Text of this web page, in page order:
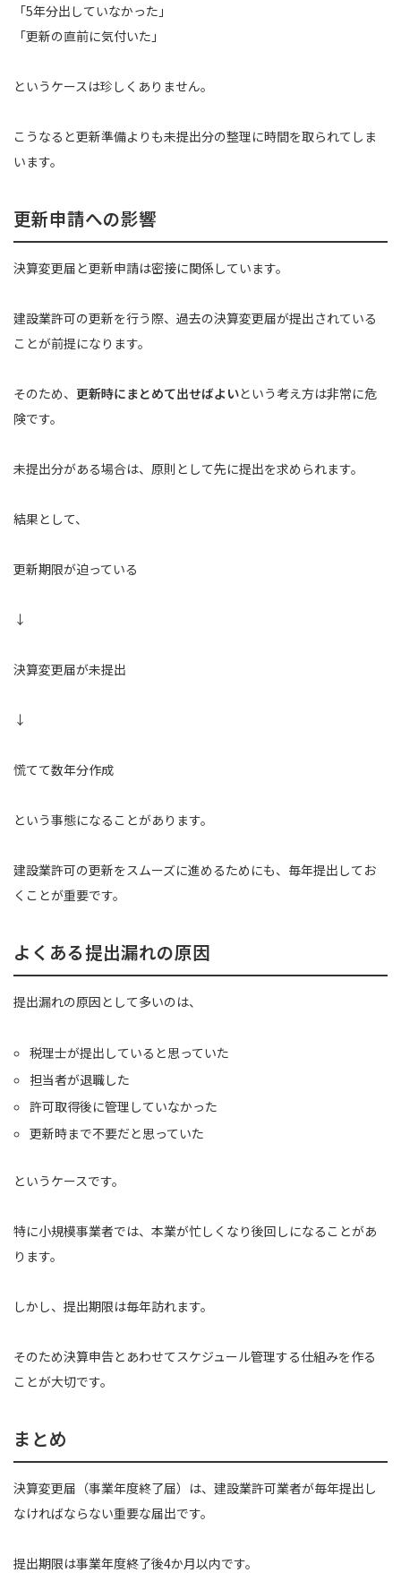
「5年分出していなかった」
「更新の直前に気付いた」
というケースは珍しくありません。
こうなると更新準備よりも未提出分の整理に時間を取られてしま
います。
更新申請への影響
決算変更届と更新申請は密接に関係しています。
建設業許可の更新を行う際、過去の決算変更届が提出されている
ことが前提になります。
そのため、 更新時にまとめて出せばよいという考え方は非常に危
険です。
未提出分がある場合は、原則として先に提出を求められます。
結果として、
更新期限が迫っている
↓
決算変更届が未提出
↓
慌てて数年分作成
という事態になることがあります。
建設業許可の更新をスムーズに進めるためにも、毎年提出してお
くことが重要です。
よくある提出漏れの原因
提出漏れの原因として多いのは、
税理士が提出していると思っていた
担当者が退職した
許可取得後に管理していなかった
更新時まで不要だと思っていた
というケースです。
特に小規模事業者では、本業が忙しくなり後回しになることがあ
ります。
しかし、提出期限は毎年訪れます。
そのため決算申告とあわせてスケジュール管理する仕組みを作る
ことが大切です。
まとめ
決算変更届（事業年度終了届）は、建設業許可業者が毎年提出し
なければならない重要な届出です。
提出期限は事業年度終了後4か月以内です。